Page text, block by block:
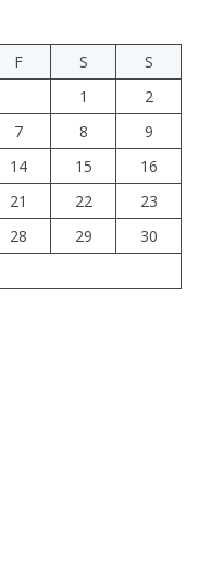
F S
S
1
2
7 8
9
14 15
16
21 22
23
28 29
30